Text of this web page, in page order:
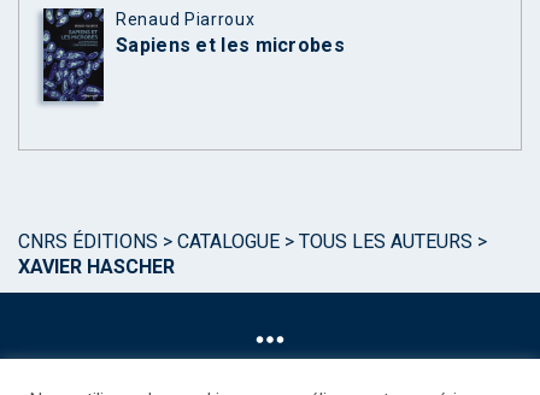
Renaud Piarroux
Sapiens et les microbes
CNRS ÉDITIONS > CATALOGUE > TOUS LES AUTEURS >
XAVIER HASCHER